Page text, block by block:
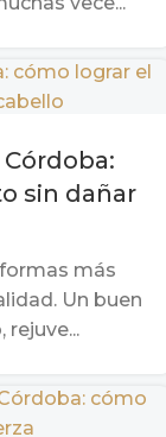
sin dañar
más
Un buen